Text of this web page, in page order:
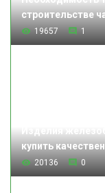
строительстве
19657 1
купить
20136 0